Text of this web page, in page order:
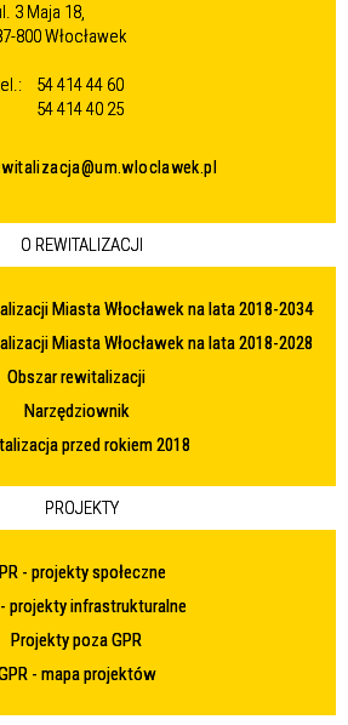
3 Maja 18,
800 Włocławek
54 414 44 60
54 414 40 25
O REWITALIZACJI
Miasta Włocławek na lata 2018-2034
Miasta Włocławek na lata 2018-2028
Obszar rewitalizacji
Narzędziownik
przed rokiem 2018
PROJEKTY
- projekty społeczne
- projekty infrastrukturalne
Projekty poza GPR
- mapa projektów